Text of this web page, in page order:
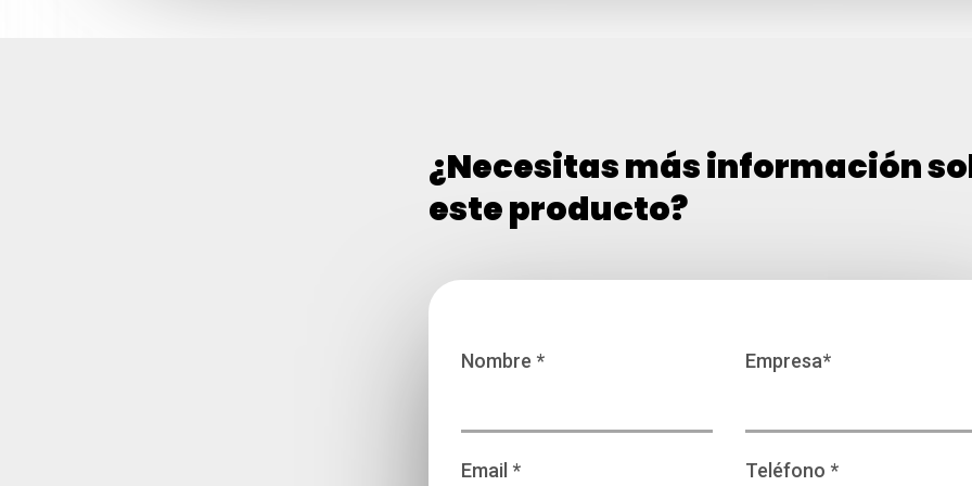
¿Necesitas más información
este producto?
Nombre * Empresa*
Email * Teléfono *